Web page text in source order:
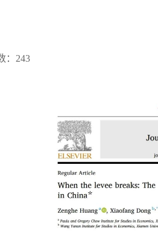
： 243